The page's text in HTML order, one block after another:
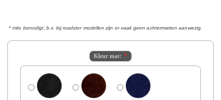
*mits benodigt ,b.v. bij roadster modellen zijn er vaak geen achtermatten aanwezig.
Kleur mat: